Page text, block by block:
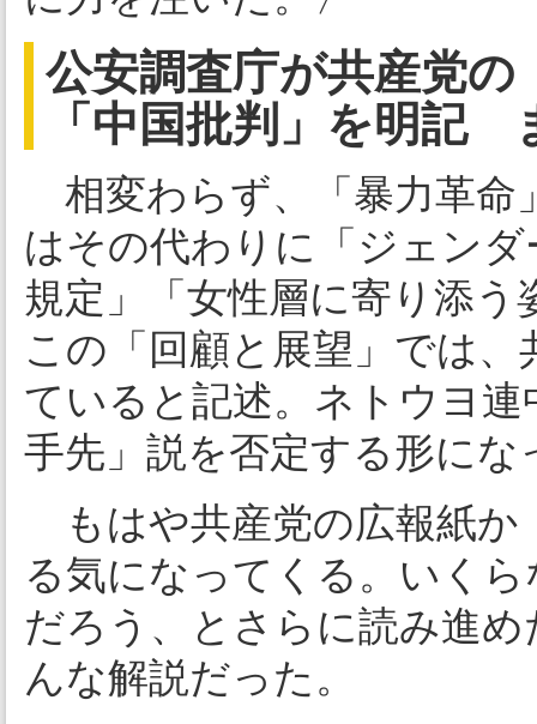
公安調査庁が共産党の
「中国批判」を明記
相変わらず、「暴力革命
はその代わりに「ジェン
規定」「女性層に寄り添
この「回顧と展望」では
ていると記述。ネトウヨ
手先」説を否定する形にな
もはや共産党の広報紙か
る気になってくる。いく
だろう、とさらに読み進
んな解説だった。